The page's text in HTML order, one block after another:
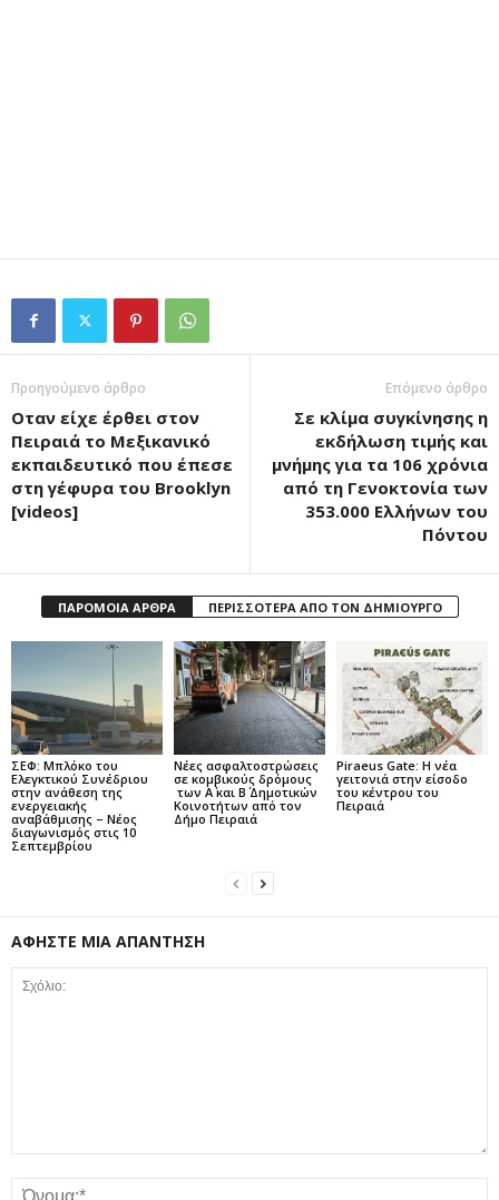
Προηγούμενο άρθρο
Οταν είχε έρθει στον
Πειραιά το Μεξικανικό
εκπαιδευτικό που έπεσε
στη γέφυρα του Brooklyn
[videos]
Επόμενο άρθρο
Σε κλίμα συγκίνησης η
εκδήλωση τιμής και
μνήμης για τα 106 χρόνια
από τη Γενοκτονία των
353.000 Ελλήνων του
Πόντου
ΠΑΡΟΜΟΙΑ ΑΡΘΡΑ ΠΕΡΙΣΣΟΤΕΡΑ ΑΠΟ ΤΟΝ ΔΗΜΙΟΥΡΓΟ
ΣΕΦ: Μπλόκο του
Ελεγκτικού Συνέδριου
στην ανάθεση της
ενεργειακής
αναβάθμισης – Νέος
διαγωνισμός στις 10
Σεπτεμβρίου
Νέες ασφαλτοστρώσεις
σε κομβικούς δρόμους
των Α΄ και Β΄ Δημοτικών
Κοινοτήτων από τον
Δήμο Πειραιά
Piraeus Gate: Η νέα
γειτονιά στην είσοδο
του κέντρου του
Πειραιά
ΑΦΗΣΤΕ ΜΙΑ ΑΠΑΝΤΗΣΗ